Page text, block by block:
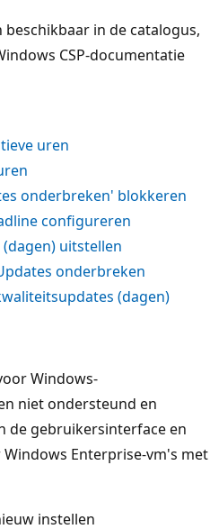
in de catalogus,
CSP-documentatie
uren
onderbreken' blokkeren
configureren
uitstellen
onderbreken
(dagen)
Windows-
niet ondersteund en
de gebruikersinterface en
Enterprise-vm's met
instellen